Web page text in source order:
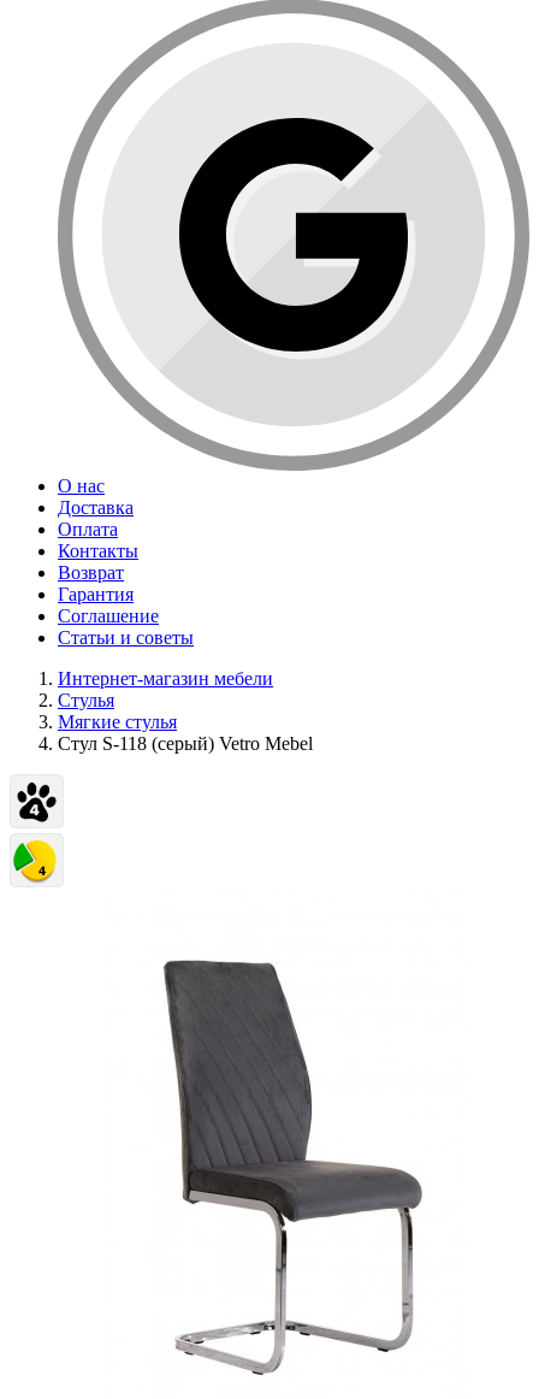
О нас
Доставка
Оплата
Контакты
Возврат
Гарантия
Соглашение
Статьи и советы
Интернет-магазин мебели
Стулья
Мягкие стулья
Стул S-118 (серый) Vetro Mebel